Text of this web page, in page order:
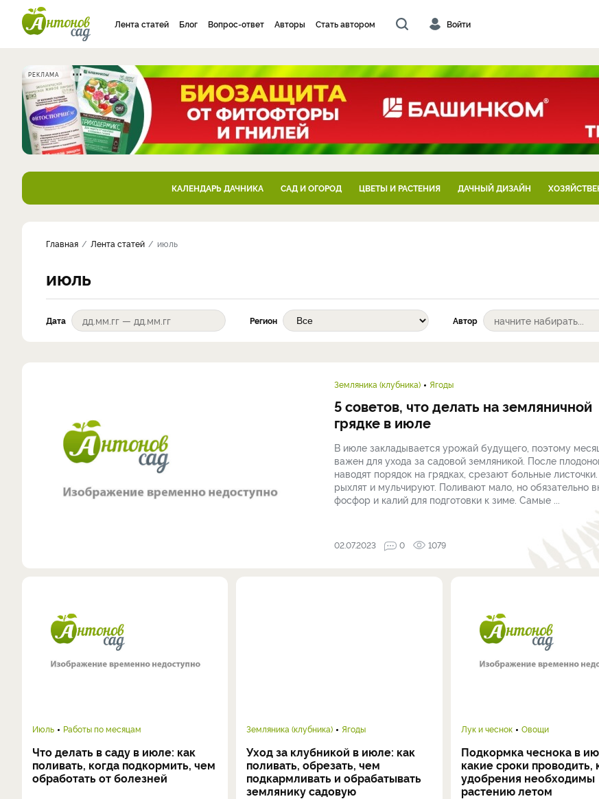
Лента статей Блог Вопрос-ответ Авторы Стать автором Войти
РЕКЛАМА
КАЛЕНДАРЬ ДАЧНИКА САД И ОГОРОД ЦВЕТЫ И РАСТЕНИЯ ДАЧНЫЙ ДИЗАЙН
Главная Лента статей июль
июль
Дата Регион Автор
Земляника (клубника) Ягоды
5 советов, что делать на земляничной
грядке в июле
В июле закладывается урожай будущего, поэтому
важен для ухода за садовой земляникой. После
наводят порядок на грядках, срезают больные
рыхлят и мульчируют. Поливают мало, но обязательно
фосфор и калий для подготовки к зиме. Самые ...
02.07.2023 0 1079
Июль Работы по месяцам
Что делать в саду в июле: как
поливать, когда подкормить, чем
обработать от болезней
Земляника (клубника) Ягоды
Уход за клубникой в июле: как
поливать, обрезать, чем
подкармливать и обрабатывать
землянику садовую
Лук и чеснок Овощи
Подкормка чеснока в
какие сроки проводить,
удобрения необходимы
растению летом